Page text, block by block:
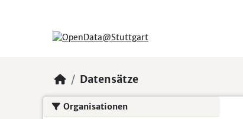
Datensätze
Organisationen